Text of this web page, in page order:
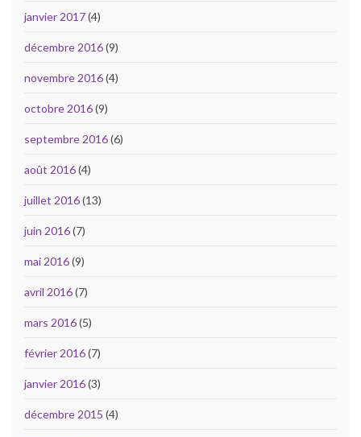
janvier 2017(4)
décembre 2016(9)
novembre 2016(4)
octobre 2016(9)
septembre 2016(6)
août 2016(4)
juillet 2016(13)
juin 2016(7)
mai 2016(9)
avril 2016(7)
mars 2016(5)
février 2016(7)
janvier 2016(3)
décembre 2015 (4)